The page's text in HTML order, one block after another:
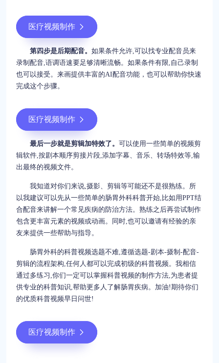
医疗视频制作
第四步是后期配音。如果条件允许,可以找专业配音员来
录制配音,语调语速要足够清晰流畅。如果条件有限,自己录制
也可以接受。来画提供丰富的AI配音功能，也可以帮助你快速
完成这个步骤。
医疗视频制作
最后一步就是剪辑加特效了。可以使用一些简单的视频剪
辑软件,按剧本顺序剪接片段,添加字幕、音乐、转场特效等,输
出最终的视频文件。
我知道对你们来说,摄影、剪辑等可能还不是很熟练。所
以我建议可以先从一些简单的肠胃外科科普开始,比如用PPT结
合配音来讲解一个常见疾病的防治方法。熟练之后再尝试制作
包含更丰富元素的视频或动画。同时,也可以邀请有经验的亲
友来提供一些帮助与指导。
肠胃外科的科普视频选题不难,遵循选题-剧本-摄制-配音-
剪辑的流程架构,任何人都可以完成初级的科普视频。我相信
通过多练习,你们一定可以掌握科普视频的制作方法,为患者提
供专业的科普知识,帮助更多人了解肠胃疾病。加油!期待你们
的优质科普视频早日问世!
医疗视频制作